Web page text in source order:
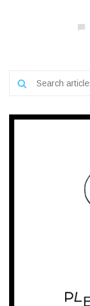
chat_bubble